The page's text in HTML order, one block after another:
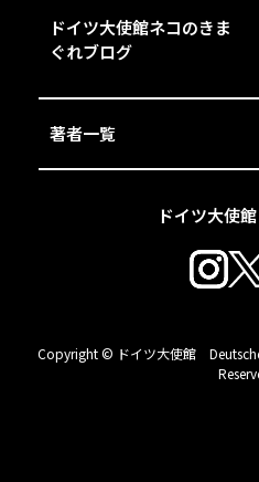
ドイツ大使
ドイツ大使館ネコのきま
ぐれブログ
著者一覧
Copyright © ドイツ大使館